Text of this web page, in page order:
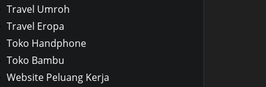
Travel Umroh
Travel Eropa
Toko Handphone
Toko Bambu
Website Peluang Kerja